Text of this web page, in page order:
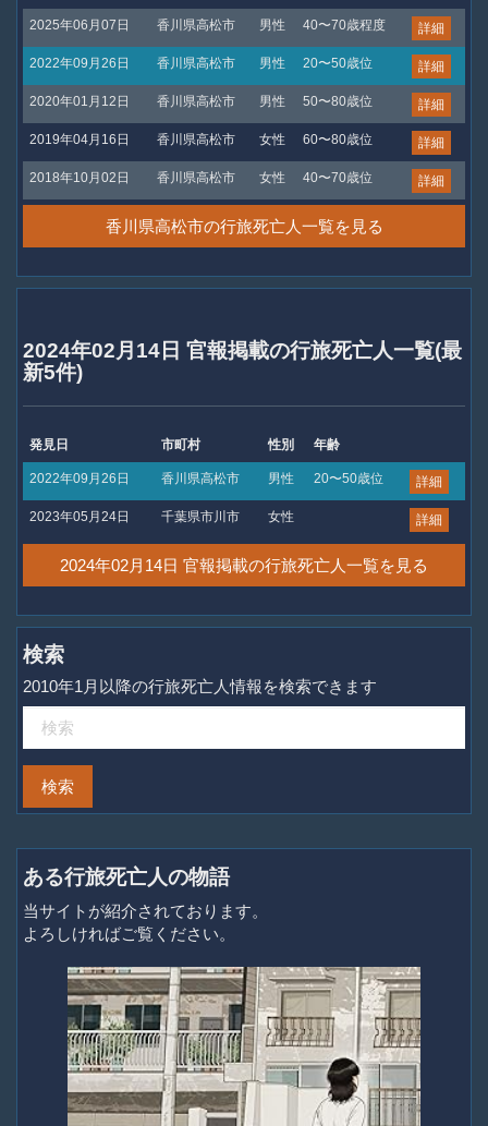
2025年06月07日 香川県高松市 男性 40〜70歳程度 詳細
2022年09月26日 香川県高松市 男性 20〜50歳位 詳細
2020年01月12日 香川県高松市 男性 50〜80歳位 詳細
2019年04月16日 香川県高松市 女性 60〜80歳位 詳細
2018年10月02日 香川県高松市 女性 40〜70歳位 詳細
香川県高松市の行旅死亡人一覧を見る
2024年02月14日 官報掲載の行旅死亡人一覧(最
新5件)
発見日 市町村 性別 年齢
2022年09月26日 香川県高松市 男性 20〜50歳位 詳細
2023年05月24日 千葉県市川市 女性 詳細
2024年02月14日 官報掲載の行旅死亡人一覧を見る
検索
2010年1月以降の行旅死亡人情報を検索できます
ある行旅死亡人の物語
当サイトが紹介されております。
よろしければご覧ください。